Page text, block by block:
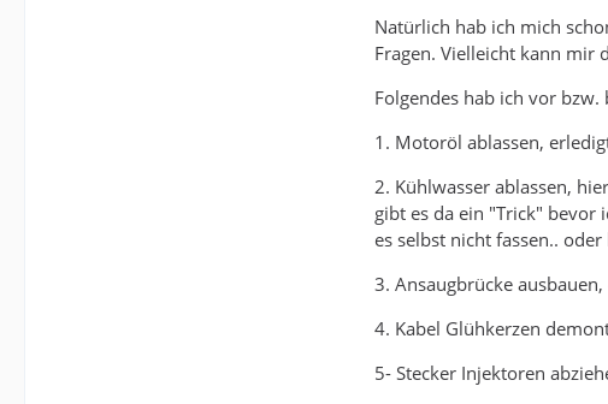
Natürlich hab ich mich
Fragen. Vielleicht kann mir
Folgendes hab ich vor bzw.
1. Motoröl ablassen,
2. Kühlwasser ablassen,
gibt es da ein "Trick" bevor
es selbst nicht fassen..
3. Ansaugbrücke
4. Kabel Glühkerzen
5- Stecker Injektoren